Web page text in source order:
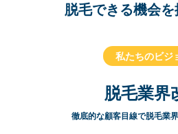
脱毛できる機会
私たちのビジ
脱毛業界
徹底的な顧客目線で脱毛業